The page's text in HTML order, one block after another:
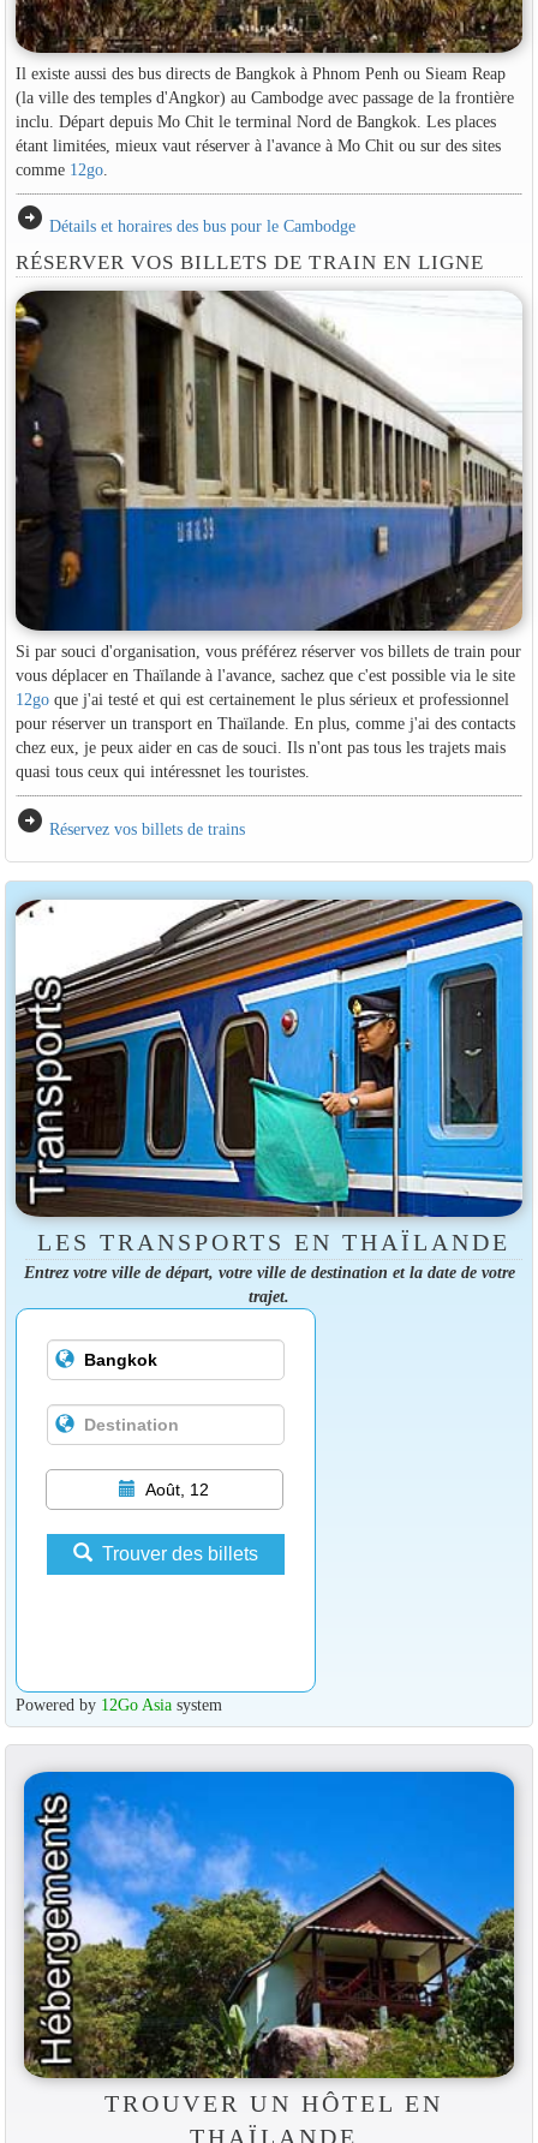
Il existe aussi des bus directs de Bangkok à Phnom Penh ou Sieam Reap
(la ville des temples d'Angkor) au Cambodge avec passage de la frontière
inclu. Départ depuis Mo Chit le terminal Nord de Bangkok. Les places
étant limitées, mieux vaut réserver à l'avance à Mo Chit ou sur des sites
comme 12go.
arrow_circle_right Détails et horaires des bus pour le Cambodge
RÉSERVER VOS BILLETS DE TRAIN EN LIGNE
Si par souci d'organisation, vous préférez réserver vos billets de train pour
vous déplacer en Thaïlande à l'avance, sachez que c'est possible via le site
12goque j'ai testé et qui est certainement le plus sérieux et professionnel
pour réserver un transport en Thaïlande. En plus, comme j'ai des contacts
chez eux, je peux aider en cas de souci. Ils n'ont pas tous les trajets mais
quasi tous ceux qui intéressnet les touristes.
arrow_circle_right Réservez vos billets de trains
LES TRANSPORTS EN THAÏLANDE
Entrez votre ville de départ, votre ville de destination et la date de votre
trajet.
Août, 12
Trouver des billets
Powered by 12Go Asiasystem
TROUVER UN HÔTEL EN
THAÏLANDE